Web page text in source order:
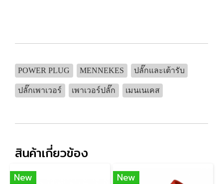
POWER PLUG MENNEKES ปลั๊กและเต้ารับ
ปลั๊กเพาเวอร์ เพาเวอร์ปลั๊ก เมนเนเคส
สินค้าเกี่ยวข้อง
New New